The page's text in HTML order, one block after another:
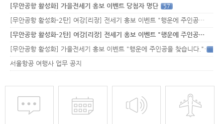
[무안공항 활성화] 가을전세기 홍보 이벤트 당첨자 명단
57
[무안공항 활성화-2탄] 여강[리장] 전세기 홍보 이벤트 "행운에 주인공…
[무안공항 활성화-2탄] 여강[리장] 전세기 홍보 이벤트 "행운에 주인공…
[무안공항 활성화] 가을전세기 홍보 이벤트 "행운에 주인공을 찾습니다."33
서울항공 여행사 업무 공지